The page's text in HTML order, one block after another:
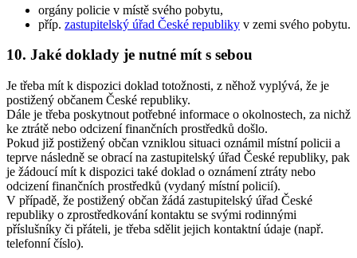
orgány policie v místě svého pobytu,
příp. zastupitelský úřad České republiky v zemi svého pobytu.
10. Jaké doklady je nutné mít s sebou
Je třeba mít k dispozici doklad totožnosti, z něhož vyplývá, že je
postižený občanem České republiky.
Dále je třeba poskytnout potřebné informace o okolnostech, za nichž
ke ztrátě nebo odcizení finančních prostředků došlo.
Pokud již postižený občan vzniklou situaci oznámil místní policii a
teprve následně se obrací na zastupitelský úřad České republiky, pak
je žádoucí mít k dispozici také doklad o oznámení ztráty nebo
odcizení finančních prostředků (vydaný místní policií).
V případě, že postižený občan žádá zastupitelský úřad České
republiky o zprostředkování kontaktu se svými rodinnými
příslušníky či přáteli, je třeba sdělit jejich kontaktní údaje (např.
telefonní číslo).